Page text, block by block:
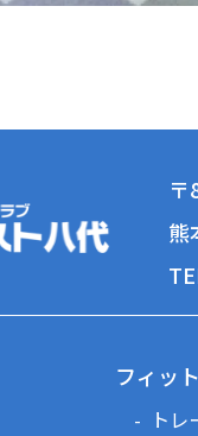
熊
フィッ
ト